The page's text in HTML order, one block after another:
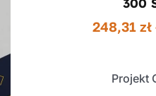
248,31 zł
Projekt